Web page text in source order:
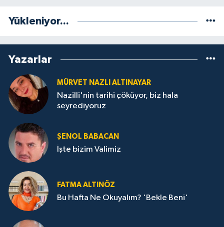
Yükleniyor...
Yazarlar
MÜRVET NAZLI ALTINAYAR
Nazilli'nin tarihi çöküyor, biz hala
seyrediyoruz
ŞENOL BABACAN
İşte bizim Valimiz
FATMA ALTINÖZ
Bu Hafta Ne Okuyalım? 'Bekle Beni'